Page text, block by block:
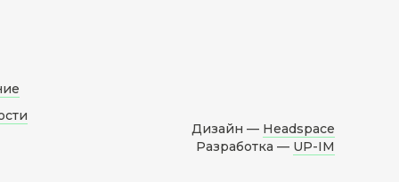
Дизайн — Headspace
Разработка — UP-IM